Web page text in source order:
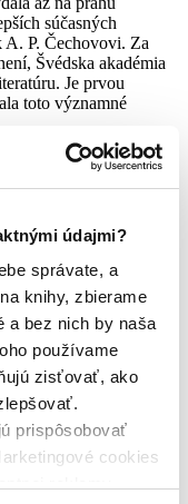
údajmi?
správate, a
knihy, zbierame
a bez nich by naša
používame
zisťovať, ako
prispôsobovať
cookies
súčasných
P. Čechovovi. Za
Švédska akadémia
Je prvou
toto významné